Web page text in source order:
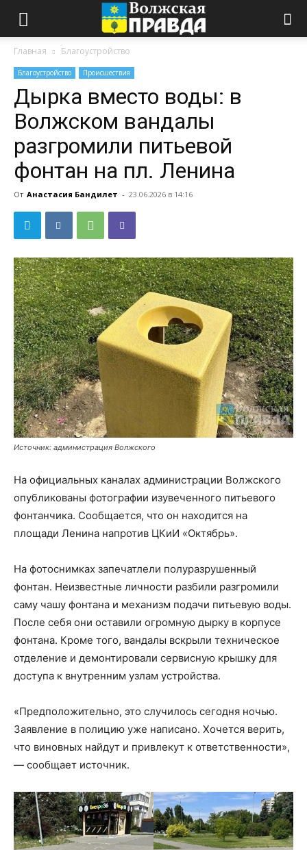
Главная Благоустройство
Благоустройство Происшествия
Дырка вместо воды: в
Волжском вандалы
разгромили питьевой
фонтан на пл. Ленина
От Анастасия Бандилет - 23.06.2026 в 14:16
Источник: администрация Волжского
На официальных каналах администрации Волжского
опубликованы фотографии изувеченного питьевого
фонтанчика. Сообщается, что он находится на
площади Ленина напротив ЦКиИ «Октябрь».
На фотоснимках запечатлели полуразрушенный
фонтан. Неизвестные личности разбили разгромили
саму чашу фонтана и механизм подачи питьевую воды.
После себя они оставили огромную дырку в корпусе
фонтана. Кроме того, вандалы вскрыли техническое
отделение и демонтировали сервисную крышку для
доступа к внутренним узлам устройства.
«Предположительно, это случилось сегодня ночью.
Заявление в полицию уже написано. Хочется верить,
что виновных найдут и привлекут к ответственности»,
— сообщает источник.